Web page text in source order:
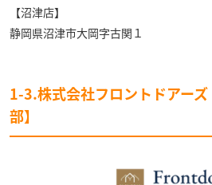
【沼津店】
静岡県沼津市大岡字古関１
1-3.株式会社フロントドアー
部】